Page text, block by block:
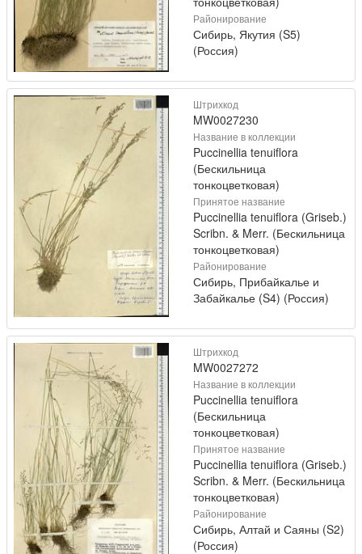
Районирование
Сибирь, Якутия (S5)
(Россия)
Штрихкод
MW0027230
Название в коллекции
Puccinellia tenuiflora
(Бескильница
тонкоцветковая)
Принятое название
Puccinellia tenuiflora (Griseb.)
Scribn. & Merr. (Бескильница
тонкоцветковая)
Районирование
Сибирь, Прибайкалье и
Забайкалье (S4) (Россия)
Штрихкод
MW0027272
Название в коллекции
Puccinellia tenuiflora
(Бескильница
тонкоцветковая)
Принятое название
Puccinellia tenuiflora (Griseb.)
Scribn. & Merr. (Бескильница
тонкоцветковая)
Районирование
Сибирь, Алтай и Саяны (S2)
(Россия)